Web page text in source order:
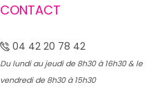
CONTACT
04 42 20 78 42
Du lundi au jeudi de 8h30 à 16h30 & le
vendredi de 8h30 à 15h30